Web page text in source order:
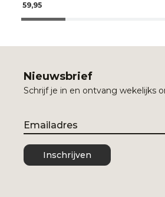
59,95
Nieuwsbrief
Schrijf je in en ontvang wekelijks
Email
Inschrijven